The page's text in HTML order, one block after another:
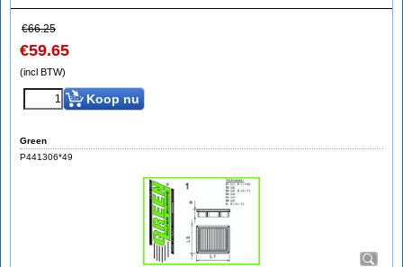
€66.25
€59.65
(incl BTW)
Koop nu
Green
P441306*49